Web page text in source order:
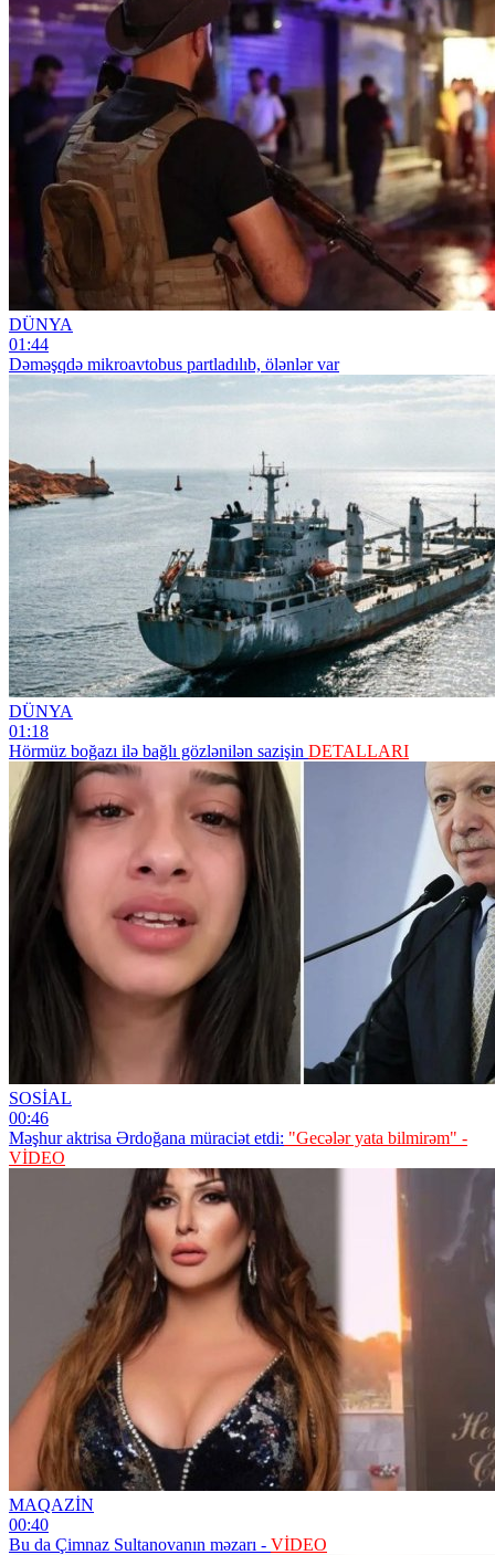
DÜNYA
01:44
Dəməşqdə mikroavtobus partladılıb, ölənlər var
DÜNYA
01:18
Hörmüz boğazı ilə bağlı gözlənilən sazişin DETALLARI
SOSİAL
00:46
Məşhur aktrisa Ərdoğana müraciət etdi: "Gecələr yata bilmirəm" -
VİDEO
MAQAZİN
00:40
Bu da Çimnaz Sultanovanın məzarı - VİDEO